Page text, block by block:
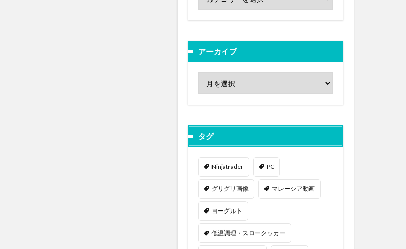
アーカイブ
タグ
Ninjatrader PC
グリグリ画像 マレーシア動画
ヨーグルト
低温調理・スロークッカー